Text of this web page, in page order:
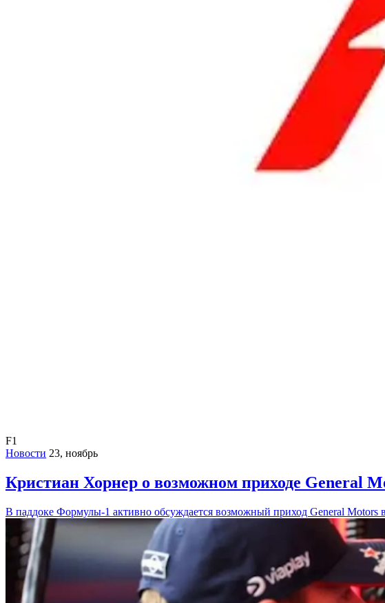
F1
Новости 23, ноябрь
Кристиан Хорнер о возможном приходе General
В паддоке Формулы-1 активно обсуждается возможный приход General Motors